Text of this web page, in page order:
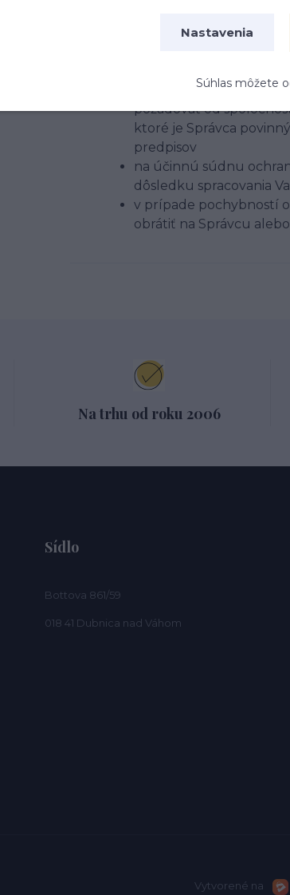
požadovať od Správcu
vyžiadať si u Správcu
u automatizovane
nechať Vaše
spracovania
požadovať od
ktoré je Správca
predpisov
na účinnú súdnu
dôsledku spracovania
v prípade pochybností
obrátiť na Správcu
Na trhu od roku 2006
Sídlo
Bottova 861/59
018 41 Dubnica nad Váhom
Vytvorené na
Nastavenia
Súhlas môžete